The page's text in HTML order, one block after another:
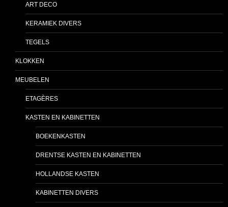
ART DECO
KERAMIEK DIVERS
TEGELS
KLOKKEN
MEUBELEN
ETAGÈRES
KASTEN EN KABINETTEN
BOEKENKASTEN
DRENTSE KASTEN EN KABINETTEN
HOLLANDSE KASTEN
KABINETTEN DIVERS